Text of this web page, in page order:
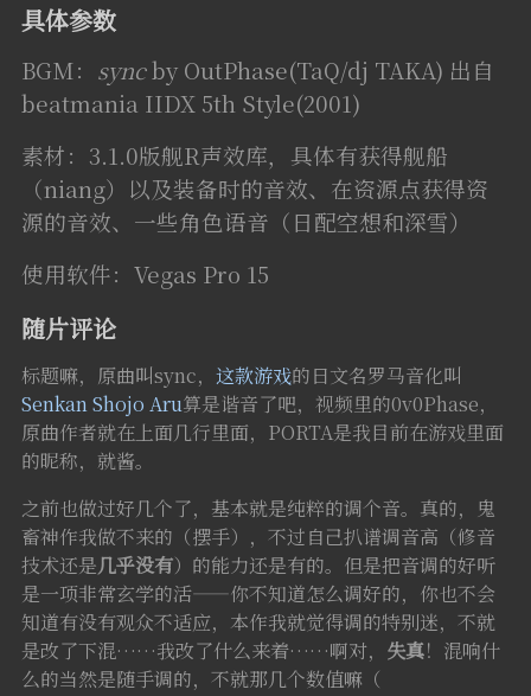
具体参数
BGM： syncby OutPhase(TaQ/dj TAKA) 出自
beatmania IIDX 5th Style(2001)
素材：3.1.0版舰R声效库，具体有获得舰船
（niang）以及装备时的音效、在资源点获得资
源的音效、一些角色语音（日配空想和深雪）
使用软件：Vegas Pro 15
随片评论
标题嘛，原曲叫sync， 这款游戏的日文名罗马音化叫
Senkan Shojo Aru算是谐音了吧，视频里的0v0Phase，
原曲作者就在上面几行里面，PORTA是我目前在游戏里面
的昵称，就酱。
之前也做过好几个了，基本就是纯粹的调个音。真的，鬼
畜神作我做不来的（摆手），不过自己扒谱调音高（修音
技术还是几乎没有）的能力还是有的。但是把音调的好听
是一项非常玄学的活——你不知道怎么调好的，你也不会
知道有没有观众不适应，本作我就觉得调的特别迷，不就
是改了下混……我改了什么来着……啊对， 失真！混响什
么的当然是随手调的，不就那几个数值嘛（